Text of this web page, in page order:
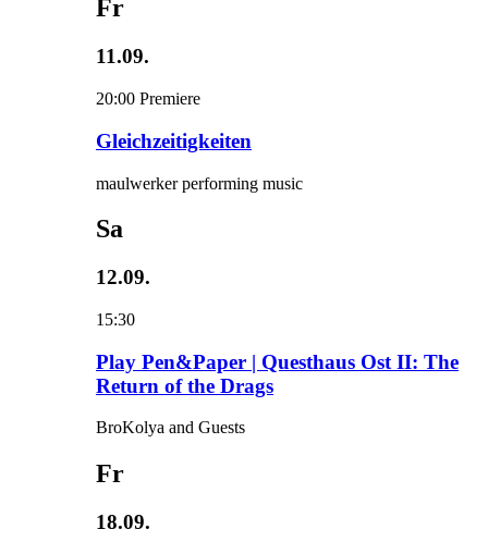
Fr
11.09.
20:00 Premiere
Gleichzeitigkeiten
maulwerker performing music
Sa
12.09.
15:30
Play Pen&Paper | Questhaus Ost II: The
Return of the Drags
BroKolya and Guests
Fr
18.09.